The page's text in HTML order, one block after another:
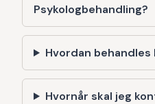
Psykologbehandling?
Hvordan behandles
Hvornår skal jeg